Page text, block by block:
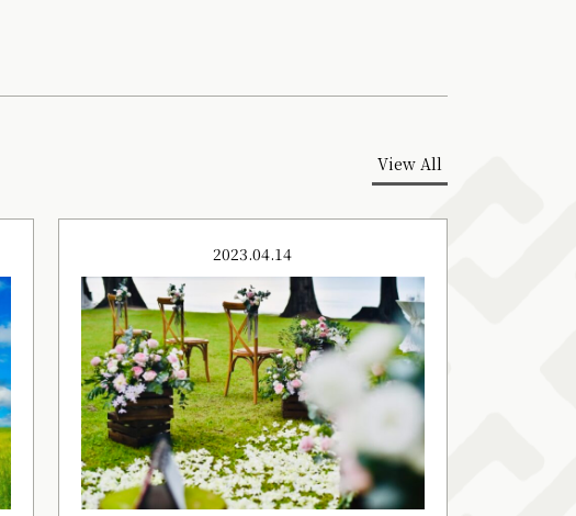
View All
2023.04.14